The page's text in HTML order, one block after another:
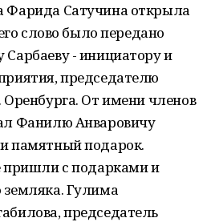
Фарида Сатучина открыла
слово было передано
- инициатору и
председателю
От имени членов
Фанилю Анваровичу
памятный подарок.
пришли с подарками и
Гулима
председатель